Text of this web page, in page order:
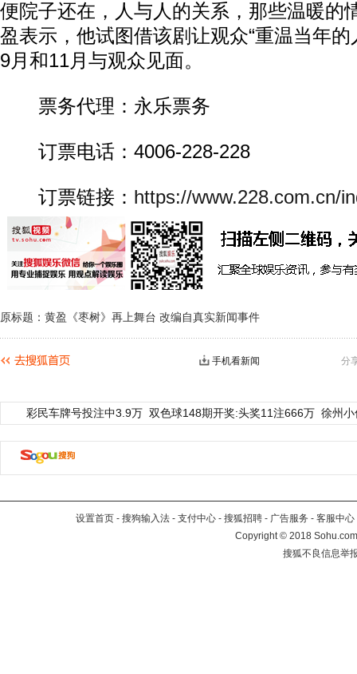
便院子还在，人与人的关系，那些温暖的
盈表示，他试图借该剧让观众“重温当年的
9月和11月与观众见面。
票务代理：永乐票务
订票电话：4006-228-228
订票链接： https://www.228.com.cn/
原标题：黄盈《枣树》再上舞台 改编自真实新闻事件
分
手机看新闻
彩民车牌号投注中3.9万 双色球148期开奖:头奖11注666万 徐州
设置首页 - 搜狗输入法 - 支付中心 - 搜狐招聘 - 广告服务 - 客服中心
Copyright©2018
搜狐不良信息举